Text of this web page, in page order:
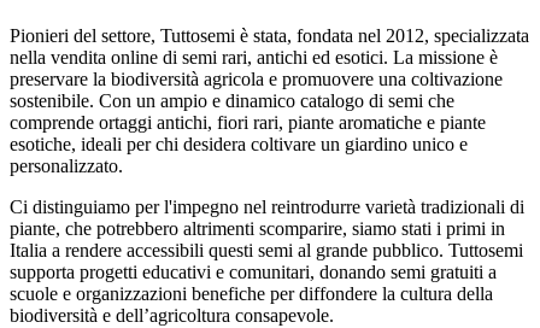
Pionieri del settore, Tuttosemi è stata, fondata nel 2012, specializzata
nella vendita online di semi rari, antichi ed esotici. La missione è
preservare la biodiversità agricola e promuovere una coltivazione
sostenibile. Con un ampio e dinamico catalogo di semi che
comprende ortaggi antichi, fiori rari, piante aromatiche e piante
esotiche, ideali per chi desidera coltivare un giardino unico e
personalizzato.
Ci distinguiamo per l'impegno nel reintrodurre varietà tradizionali di
piante, che potrebbero altrimenti scomparire, siamo stati i primi in
Italia a rendere accessibili questi semi al grande pubblico. Tuttosemi
supporta progetti educativi e comunitari, donando semi gratuiti a
scuole e organizzazioni benefiche per diffondere la cultura della
biodiversità e dell’agricoltura consapevole.